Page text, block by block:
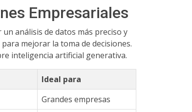
Empresariales
análisis de datos más preciso y
mejorar la toma de decisiones.
inteligencia artificial generativa.
Ideal para
Grandes empresas